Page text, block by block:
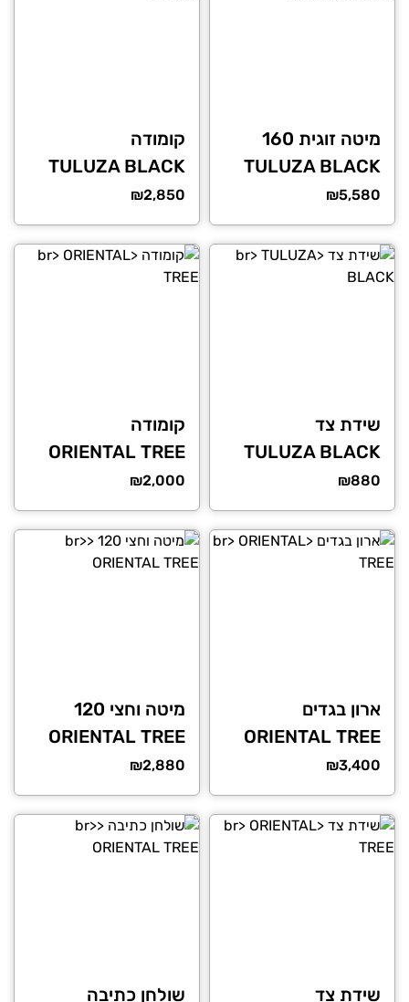
מיטה זוגית 160
TULUZA BLACK
₪5,580
קומודה
TULUZA BLACK
₪2,850
שידת צד
TULUZA BLACK
₪880
קומודה
ORIENTAL TREE
₪2,000
ארון בגדים
ORIENTAL TREE
₪3,400
מיטה וחצי 120
ORIENTAL TREE
₪2,880
שידת צד שולחן כתיבה